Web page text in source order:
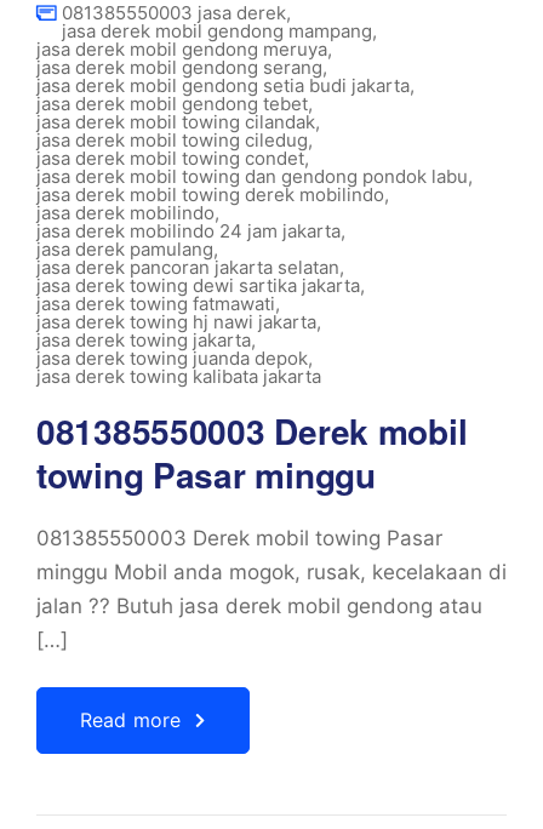
081385550003 jasa derek,
jasa derek mobil gendong mampang,
jasa derek mobil gendong meruya,
jasa derek mobil gendong serang,
jasa derek mobil gendong setia budi jakarta,
jasa derek mobil gendong tebet,
jasa derek mobil towing cilandak,
jasa derek mobil towing ciledug,
jasa derek mobil towing condet,
jasa derek mobil towing dan gendong pondok labu,
jasa derek mobil towing derek mobilindo,
jasa derek mobilindo,
jasa derek mobilindo 24 jam jakarta,
jasa derek pamulang,
jasa derek pancoran jakarta selatan,
jasa derek towing dewi sartika jakarta,
jasa derek towing fatmawati,
jasa derek towing hj nawi jakarta,
jasa derek towing jakarta,
jasa derek towing juanda depok,
jasa derek towing kalibata jakarta
081385550003 Derek mobil
towing Pasar minggu
081385550003 Derek mobil towing Pasar
minggu Mobil anda mogok, rusak, kecelakaan di
jalan ?? Butuh jasa derek mobil gendong atau
[…]
Read more